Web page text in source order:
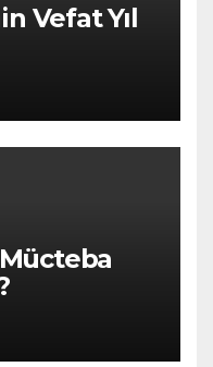
Vefat Yıl